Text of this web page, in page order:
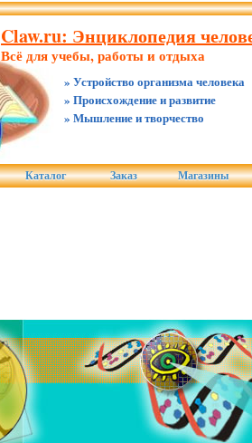
Claw.ru: Энциклопедия
Всё для учебы, работы и отдыха
» Устройство организма человека
» Происхождение и развитие
» Мышление и творчество
Каталог Заказ Магазины